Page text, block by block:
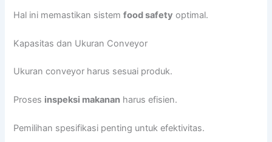
Hal ini memastikan sistemfood safety optimal.
Kapasitas dan Ukuran Conveyor
Ukuran conveyor harus sesuai produk.
Proses inspeksi makanan harus efisien.
Pemilihan spesifikasi penting untuk efektivitas.